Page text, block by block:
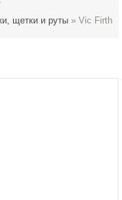
щетки и руты » Vic Firth